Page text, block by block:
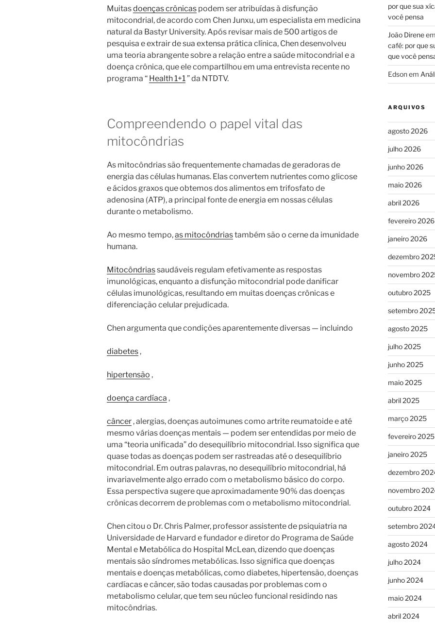
Muitasdoenças crônicas podem ser atribuídas à disfunção
mitocondrial, de acordo com Chen Junxu, um especialista em medicina
natural da Bastyr University. Após revisar mais de 500 artigos de
pesquisa e extrair de sua extensa prática clínica, Chen desenvolveu
uma teoria abrangente sobre a relação entre a saúde mitocondrial e a
doença crônica, que ele compartilhou em uma entrevista recente no
programa “ Health 1+1 ” da NTDTV.
Compreendendo o papel vital das
mitocôndrias
As mitocôndrias são frequentemente chamadas de geradoras de
energia das células humanas. Elas convertem nutrientes como glicose
e ácidos graxos que obtemos dos alimentos em trifosfato de
adenosina (ATP), a principal fonte de energia em nossas células
durante o metabolismo.
Ao mesmo tempo,as mitocôndriastambém são o cerne da imunidade
humana.
Mitocôndriassaudáveis ​​regulam efetivamente as respostas
imunológicas, enquanto a disfunção mitocondrial pode danificar
células imunológicas, resultando em muitas doenças crônicas e
diferenciação celular prejudicada.
Chen argumenta que condições aparentemente diversas — incluindo
diabetes ,
hipertensão ,
doença cardíaca ,
câncer , alergias, doenças autoimunes como artrite reumatoide e até
mesmo várias doenças mentais — podem ser entendidas por meio de
uma “teoria unificada” do desequilíbrio mitocondrial. Isso significa que
quase todas as doenças podem ser rastreadas até o desequilíbrio
mitocondrial. Em outras palavras, no desequilíbrio mitocondrial, há
invariavelmente algo errado com o metabolismo básico do corpo.
Essa perspectiva sugere que aproximadamente 90% das doenças
crônicas decorrem de problemas com o metabolismo mitocondrial.
Chen citou o Dr. Chris Palmer, professor assistente de psiquiatria na
Universidade de Harvard e fundador e diretor do Programa de Saúde
Mental e Metabólica do Hospital McLean, dizendo que doenças
mentais são síndromes metabólicas. Isso significa que doenças
mentais e doenças metabólicas, como diabetes, hipertensão, doenças
cardíacas e câncer, são todas causadas por problemas com o
metabolismo celular, que tem seu núcleo funcional residindo nas
mitocôndrias.
por que sua
você pensa
João Direneem
café: por que
que você
Edsonem
ARQUIVOS
agosto 2026
julho 2026
junho 2026
maio 2026
abril 2026
fevereiro 2026
janeiro 2026
dezembro
novembro
outubro 2025
setembro
agosto 2025
julho 2025
junho 2025
maio 2025
abril 2025
março 2025
fevereiro 2025
janeiro 2025
dezembro
novembro
outubro 2024
setembro
agosto 2024
julho 2024
junho 2024
maio 2024
abril 2024